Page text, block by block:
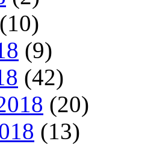
(10)
(9)
(42)
(20)
(13)